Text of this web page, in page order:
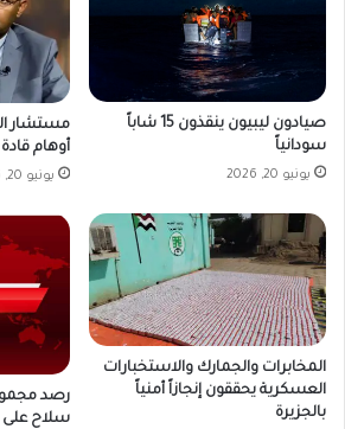
صيادون ليبيون ينقذون 15 شاباً
سودانياً
يونيو 20, 2026
مستشار
أوهام
يونيو 20, 2026
المخابرات والجمارك والاستخبارات
العسكرية يحققون إنجازاً أمنياً
بالجزيرة
رصد
سلاح على